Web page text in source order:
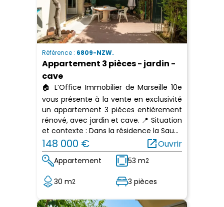
Référence : 6809-NZW.
Appartement 3 pièces - jardin -
cave
🏠 L’Office Immobilier de Marseille 10e
vous présente à la vente en exclusivité
un appartement 3 pièces entièrement
rénové, avec jardin et cave. 📍 Situation
et contexte : Dans la résidence la Sau...
148 000 € open_in_newOuvrir
Appartement 53 m2
30 m2 3 pièces